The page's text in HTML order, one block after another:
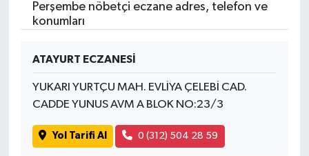
Perşembe nöbetçi eczane adres, telefon ve
konumları
ATAYURT ECZANESİ
YUKARI YURTÇU MAH. EVLİYA ÇELEBİ CAD.
CADDE YUNUS AVM A BLOK NO:23/3
Yol Tarifi Al 0 (312) 504 28 59